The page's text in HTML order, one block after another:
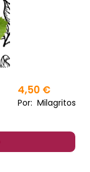
4,50 €
Por: Milagritos